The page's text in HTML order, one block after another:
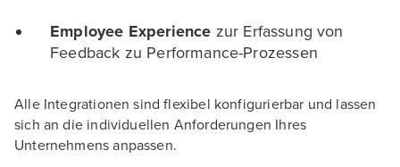
Employee Experience zur Erfassung von
Feedback zu Performance-Prozessen
Alle Integrationen sind flexibel konfigurierbar und lassen
sich an die individuellen Anforderungen Ihres
Unternehmens anpassen.